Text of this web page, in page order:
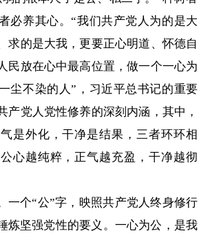
内蒙古政务服务网 高效办成一件事
意见征集 诉求公开
必养其心。“我们共产党人为的是大
求的是大我，更要正心明道、怀德自
民放在心中最高位置，做一个一心为
尘不染的人”，习近平总书记的重要
产党人党性修养的深刻内涵，其中，
是外化，干净是结果，三者环环相
心越纯粹，正气越充盈，干净越彻
一个“公”字，映照共产党人终身修行
炼坚强党性的要义。一心为公，是我